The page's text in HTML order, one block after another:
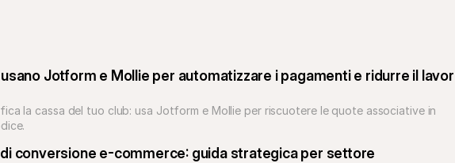
Jotform e Mollie per automatizzare i pagamenti e ridurre il
la cassa del tuo club: usa Jotform e Mollie per riscuotere le quote associative in
conversione e-commerce: guida strategica per settore